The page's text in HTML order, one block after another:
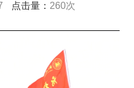
点击量： 260次